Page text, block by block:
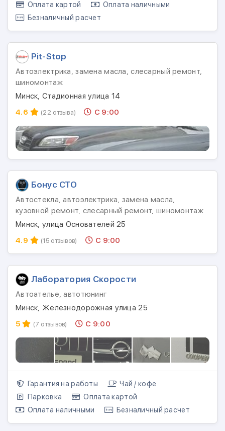
Оплата картой
Оплата наличными
Безналичный расчет
Pit-Stop
Автоэлектрика, замена масла, слесарный ремонт,
шиномонтаж
Минск, Стадионная улица 14
4.6
(22 отзыва) С 9:00
Бонус СТО
Автостекла, автоэлектрика, замена масла,
кузовной ремонт, слесарный ремонт, шиномонтаж
Минск, улица Основателей 25
4.9
(15 отзывов) С 9:00
Лаборатория Скорости
Автоателье, автотюнинг
Минск, Железнодорожная улица 25
5
(7 отзывов) С 9:00
Гарантия на работы
Чай / кофе
Парковка
Оплата картой
Оплата наличными
Безналичный расчет